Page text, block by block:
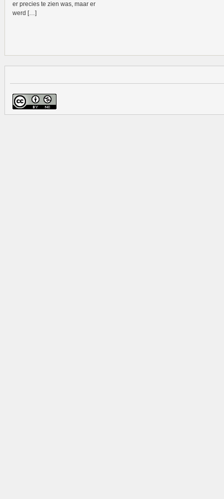
er precies te zien was, maar er
werd […]